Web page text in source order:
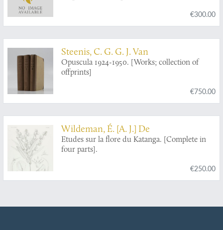
soorten van fruiten; tot het aankweeken,
veredelen, snoeijen en behandelen van
Gevolgd naar het hoogduitsch van J. C. Christ
en verrijkt met het wetenwaardigste uit het op
last van het Engelsch Gouvernement
nieuwe wijze van boomsnoeijen, en de door
hem uitgevonden middelen om oude,
kwijnende, of verwaarloosde boomen te
genezen en op nieuws te doen herleven enz.
€300.00
Steenis, C. G. G. J. Van
Opuscula 1924-1950. [Works; collection of
offprints]
€750.00
Wildeman, É. [A. J.] De
Etudes sur la flore du Katanga. [Complete in
four parts].
€250.00